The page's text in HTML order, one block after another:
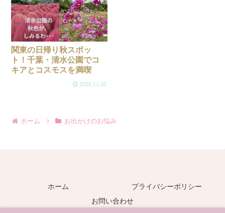
関東の日帰り秋スポッ
ト！千葉・清水公園でコ
キアとコスモスを満喫
2025.11.02
ホーム お出かけのお悩み
ホーム
プライバシーポリシー
お問い合わせ